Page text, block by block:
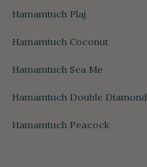
Hamamtuch Plaj
Hamamtuch Coconut
Hamamtuch Sea Me
Hamamtuch Double Diamond
Hamamtuch Peacock